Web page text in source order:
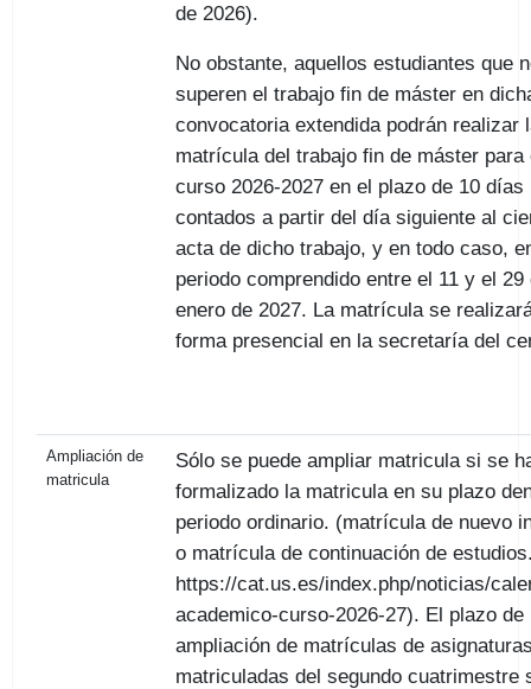
de 2026).
No obstante, aquellos estudiantes que
superen el trabajo fin de máster en
convocatoria extendida podrán realizar
matrícula del trabajo fin de máster para
curso 2026-2027 en el plazo de 10 días
contados a partir del día siguiente al
acta de dicho trabajo, y en todo caso,
periodo comprendido entre el 11 y el 29
enero de 2027. La matrícula se
forma presencial en la secretaría del
Ampliación de
matricula
Sólo se puede ampliar matricula si se
formalizado la matricula en su plazo
periodo ordinario. (matrícula de nuevo
o matrícula de continuación de
https://cat.us.es/index.php/noticias/
academico-curso-2026-27). El plazo de
ampliación de matrículas de
matriculadas del segundo cuatrimestre